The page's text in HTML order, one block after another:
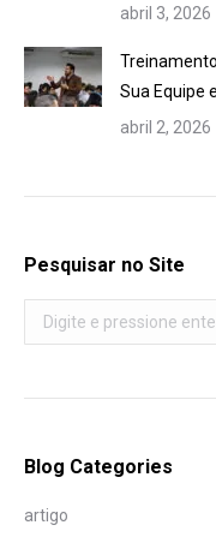
abril 3, 2026
Sua Equipe
abril 2, 2026
Pesquisar no Site
Search:
Blog Categories
artigo